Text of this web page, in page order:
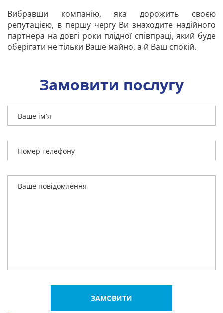
Вибравши компанію, яка дорожить своєю
репутацією, в першу чергу Ви знаходите надійного
партнера на довгі роки плідної співпраці, який буде
оберігати не тільки Ваше майно, а й Ваш спокій.
Замовити послугу
ЗАМОВИТИ